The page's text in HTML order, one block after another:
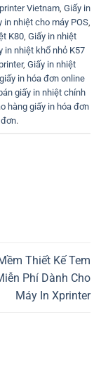
Vietnam Giấy in
in nhiệt cho máy POS,
K80 Giấy in nhiệt
in nhiệt khổ nhỏ K57
, Giấy in nhiệt
in hóa đơn online
giấy in nhiệt chính
hàng giấy in hóa đơn
.
Thiết Kế Tem
Phí Dành Cho
Máy In Xprinter